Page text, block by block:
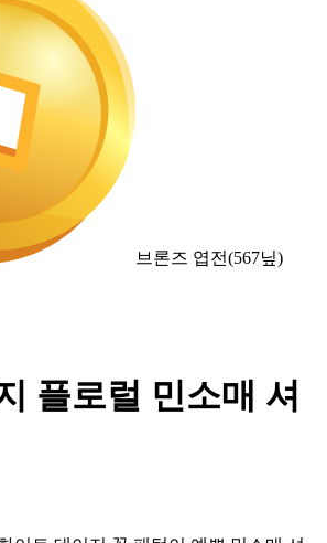
브론즈 엽전(567닢)
플로럴 민소매 셔